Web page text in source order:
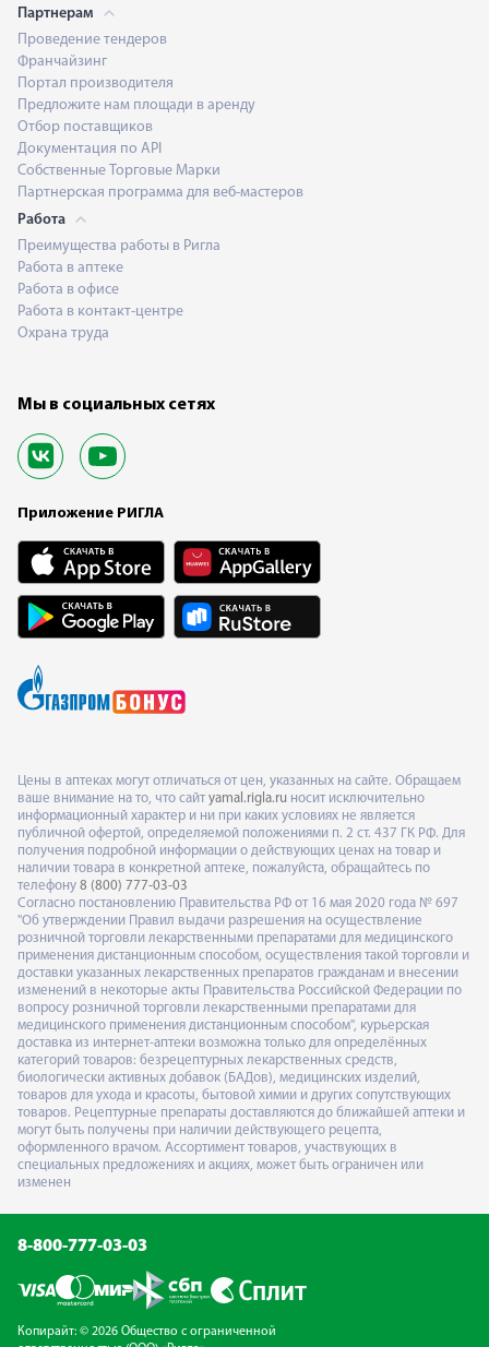
Партнерам
Проведение тендеров
Франчайзинг
Портал производителя
Предложите нам площади в аренду
Отбор поставщиков
Документация по API
Собственные Торговые Марки
Партнерская программа для веб-мастеров
Работа
Преимущества работы в Ригла
Работа в аптеке
Работа в офисе
Работа в контакт-центре
Охрана труда
Мы в социальных сетях
Приложение РИГЛА
Цены в аптеках могут отличаться от цен, указанных на сайте. Обращаем
ваше внимание на то, что сайт yamal.rigla.ru носит исключительно
информационный характер и ни при каких условиях не является
публичной офертой, определяемой положениями п. 2 ст. 437 ГК РФ. Для
получения подробной информации о действующих ценах на товар и
наличии товара в конкретной аптеке, пожалуйста, обращайтесь по
телефону 8 (800) 777-03-03
Согласно постановлению Правительства РФ от 16 мая 2020 года № 697
"Об утверждении Правил выдачи разрешения на осуществление
розничной торговли лекарственными препаратами для медицинского
применения дистанционным способом, осуществления такой торговли и
доставки указанных лекарственных препаратов гражданам и внесении
изменений в некоторые акты Правительства Российской Федерации по
вопросу розничной торговли лекарственными препаратами для
медицинского применения дистанционным способом", курьерская
доставка из интернет-аптеки возможна только для определённых
категорий товаров: безрецептурных лекарственных средств,
биологически активных добавок (БАДов), медицинских изделий,
товаров для ухода и красоты, бытовой химии и других сопутствующих
товаров. Рецептурные препараты доставляются до ближайшей аптеки и
могут быть получены при наличии действующего рецепта,
оформленного врачом. Ассортимент товаров, участвующих в
специальных предложениях и акциях, может быть ограничен или
изменен
8-800-777-03-03
Копирайт: © 2026 Общество с ограниченной